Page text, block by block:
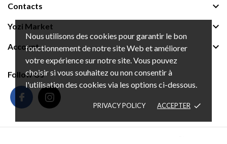
Nous utilisons des cookies pour garantir le bon
fonctionnement de notre site Web et améliorer
votre expérience sur notre site. Vous pouvez
choisir si vous souhaitez ou non consentir à
l'utilisation des cookies via les options ci-dessous.
PRIVACY POLICY ACCEPTER done
Contacts 
Yozi Market 
Account 
Follow Us